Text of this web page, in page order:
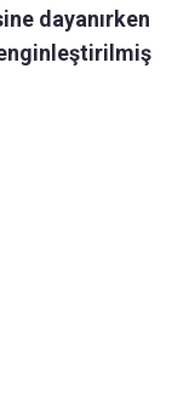
dayanırken